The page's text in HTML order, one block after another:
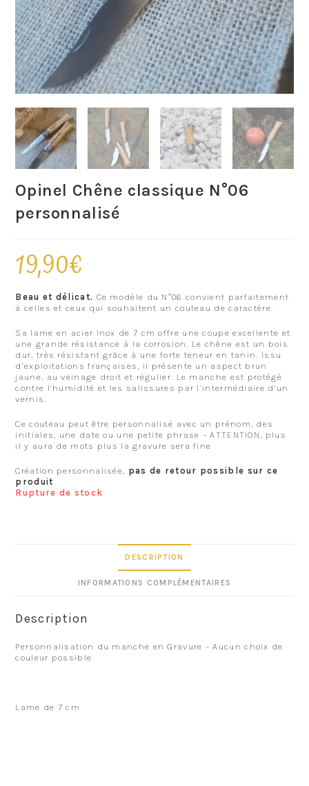
Opinel Chêne classique N°06
personnalisé
19,90€
Beau et délicat. Ce modèle du N°06 convient parfaitement
à celles et ceux qui souhaitent un couteau de caractère.
Sa lame en acier Inox de 7 cm offre une coupe excellente et
une grande résistance à la corrosion. Le chêne est un bois
dur, très résistant grâce à une forte teneur en tanin. Issu
d’exploitations françaises, il présente un aspect brun
jaune, au veinage droit et régulier. Le manche est protégé
contre l’humidité et les salissures par l’intermédiaire d’un
vernis.
Ce couteau peut être personnalisé avec un prénom, des
initiales, une date ou une petite phrase – ATTENTION, plus
il y aura de mots plus la gravure sera fine
Création personnalisée, pas de retour possible sur ce
produit
Rupture de stock
DESCRIPTION
INFORMATIONS COMPLÉMENTAIRES
Description
Personnalisation du manche en Gravure – Aucun choix de
couleur possible
Lame de 7 cm